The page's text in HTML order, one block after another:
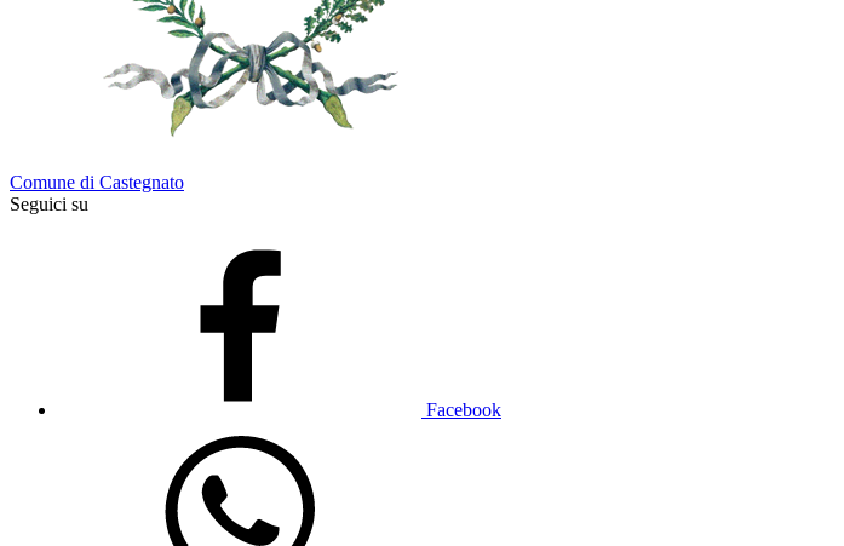
Comune di Castegnato
Seguici su
Facebook